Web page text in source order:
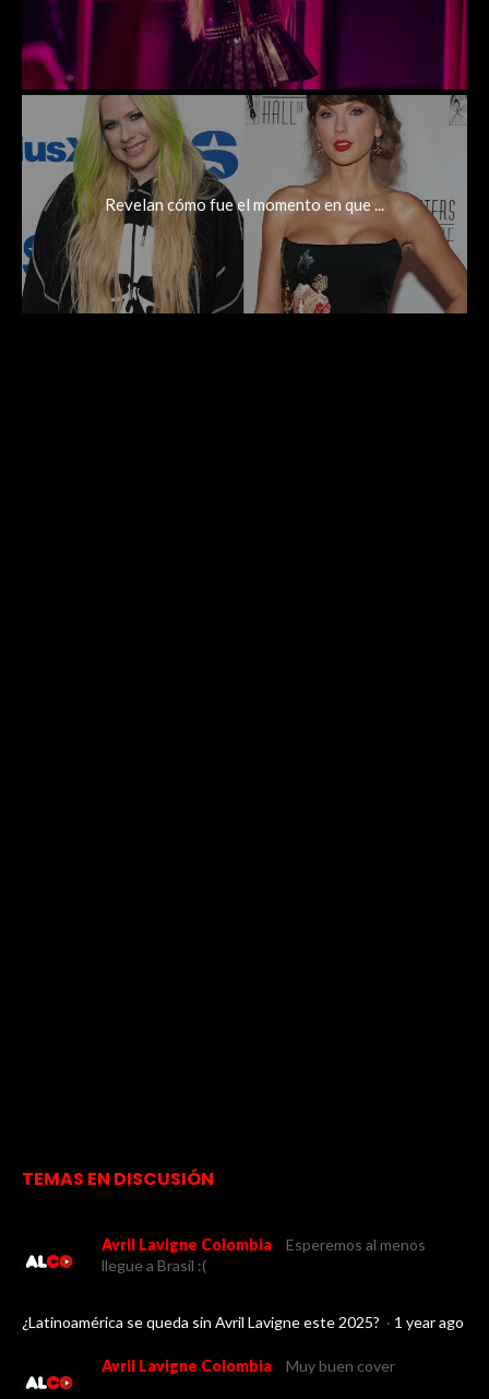
Revelan cómo fue el momento en que ...
TEMAS EN DISCUSIÓN
Avril Lavigne Colombia
Esperemos al menos
llegue a Brasil :(
¿Latinoamérica se queda sin Avril Lavigne este 2025? · 1 year ago
Avril Lavigne Colombia Muy buen cover